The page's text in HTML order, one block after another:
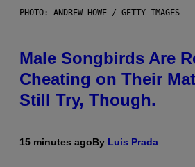
PHOTO: ANDREW_HOWE / GETTY IMAGES
Male Songbirds Are
Cheating on Their
Still Try, Though.
15 minutes agoBy Luis Prada